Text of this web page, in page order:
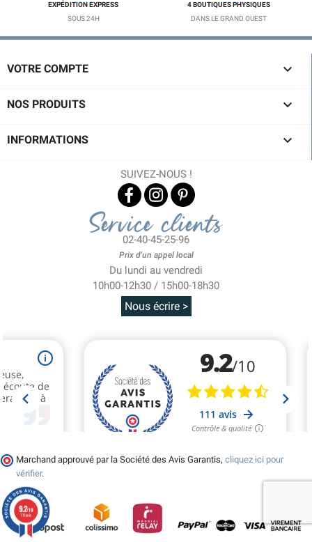
EXPÉDITION EXPRESS
SOUS 24H
4 BOUTIQUES PHYSIQUES
DANS LE GRAND OUEST
VOTRE COMPTE 
NOS PRODUITS 
INFORMATIONS 
SUIVEZ-NOUS !
Service clients
02-40-45-25-96
Prix d'un appel local
Du lundi au vendredi
10h00-12h30 / 15h00-18h30
Nous écrire >
Marchand approuvé par la Société des Avis Garantis, cliquez ici pour
vérifier.
9.2/10
111 avis